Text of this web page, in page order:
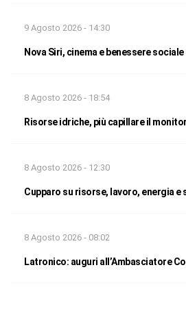
9 Agosto 2026 - 14:30
Nova Siri, cinema e benessere sociale
8 Agosto 2026 - 18:54
Risorse idriche, più capillare il
8 Agosto 2026 - 12:30
Cupparo su risorse, lavoro, energia e
8 Agosto 2026 - 08:02
Latronico: auguri all’Ambasciatore